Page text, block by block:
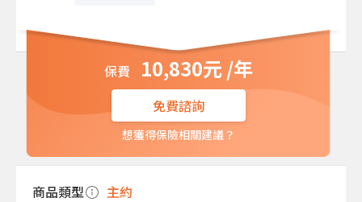
10,830元 /年
免費諮詢
想獲得保險相關建議？
商品類型
主約